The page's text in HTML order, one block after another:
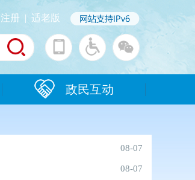
注册 | 适老版
政民互动
08-07
08-07